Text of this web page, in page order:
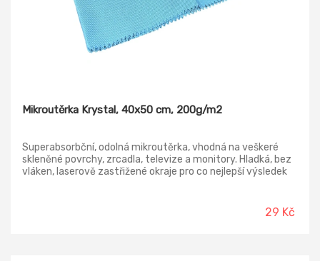
Mikroutěrka Krystal, 40x50 cm, 200g/m2
Superabsorbční, odolná mikroutěrka, vhodná na veškeré
skleněné povrchy, zrcadla, televize a monitory. Hladká, bez
vláken, laserově zastřižené okraje pro co nejlepší výsledek
29 Kč